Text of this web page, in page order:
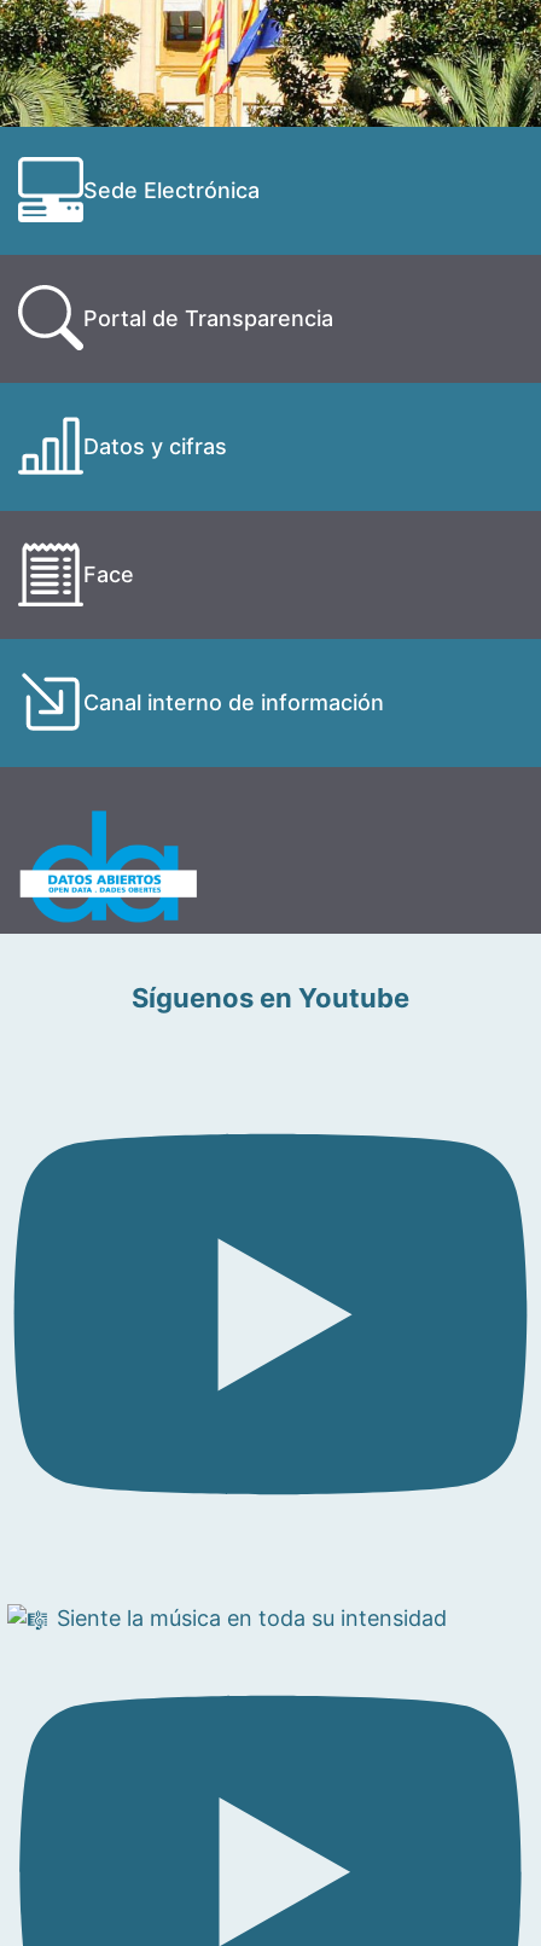
Sede Electrónica
Portal de Transparencia
Datos y cifras
Face
Canal interno de información
Síguenos en Youtube
Siente la música en toda su intensidad